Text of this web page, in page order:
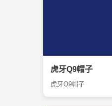
虎牙Q9帽子
虎牙Q9帽子